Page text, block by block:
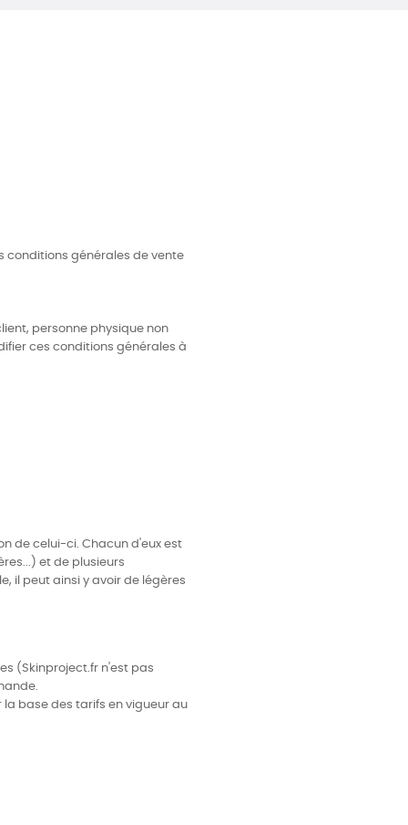
conditions générales de vente
personne physique non
ces conditions générales à
de celui-ci. Chacun d'eux est
et de plusieurs
il peut ainsi y avoir de légères
(Skinproject.fr n'est pas
la base des tarifs en vigueur au